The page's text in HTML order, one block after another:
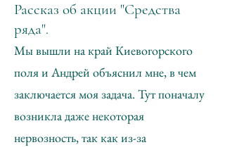
Рассказ об акции "Средства
ряда".
Мы вышли на край Киевогорского
поля и Андрей объяснил мне, в чем
заключается моя задача. Тут поначалу
возникла даже некоторая
нервозность, так как из-за